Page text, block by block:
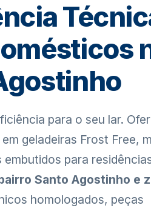
para o seu lar.
geladeiras Frost Free,
embutidos para
Santo Agostinho e
homologados, peças